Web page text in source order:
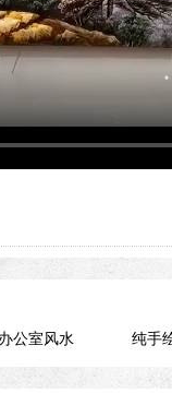
公室风水
纯手